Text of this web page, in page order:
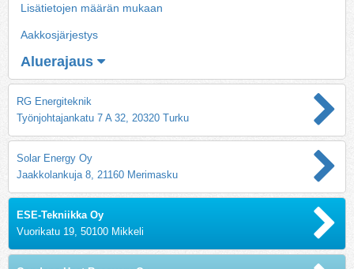
Lisätietojen määrän mukaan
Aakkosjärjestys
Aluerajaus
RG Energiteknik
Työnjohtajankatu 7 A 32, 20320 Turku
Solar Energy Oy
Jaakkolankuja 8, 21160 Merimasku
ESE-Tekniikka Oy
Vuorikatu 19, 50100 Mikkeli